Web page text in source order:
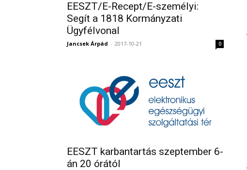
EESZT/E-Recept/E-személyi:
Segít a 1818 Kormányzati
Ügyfélvonal
Jancsek Árpád - 2017-10-21 0
EESZT karbantartás szeptember 6-
án 20 órától